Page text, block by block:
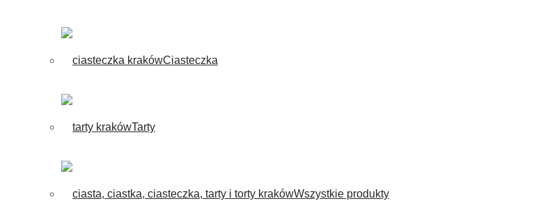
Ciasteczka
Tarty
Wszystkie produkty